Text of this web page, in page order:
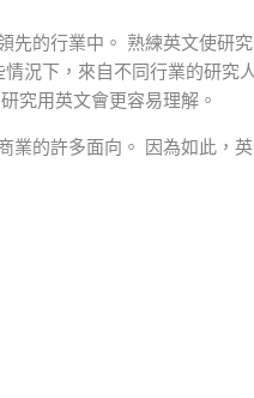
先的行業中。 熟練英文使研
況下，來自不同行業的研究
究用英文會更容易理解。
業的許多面向。 因為如此，